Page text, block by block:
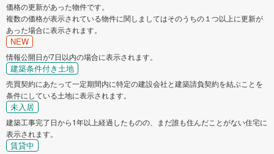
価格の更新があった物件です。
複数の価格が表示されている物件に関しましてはそのうちの１つ以上に更新が
あった場合に表示されます。
NEW
情報公開日が7日以内の場合に表示されます。
建築条件付き土地
売買契約にあたって一定期間内に特定の建設会社と建築請負契約を結ぶことを
条件にしている土地に表示されます。
未入居
建築工事完了日から1年以上経過したものの、まだ誰も住んだことがない住宅に
表示されます。
賃貸中